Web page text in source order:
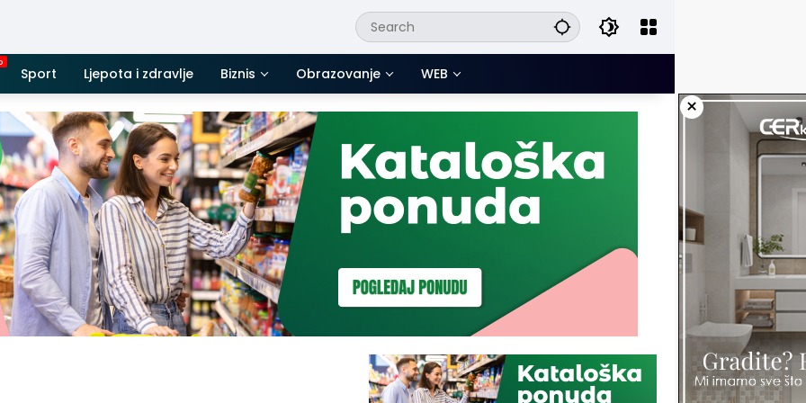
Sport Ljepota i zdravlje Biznis Obrazovanje WEB
×